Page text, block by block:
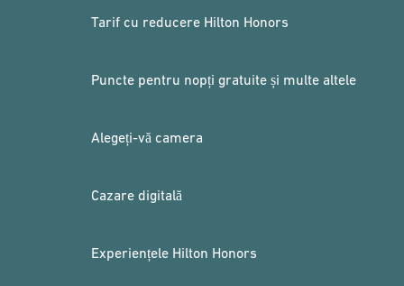
Tarif cu reducere Hilton Honors
Puncte pentru nopți gratuite și multe altele
Alegeți-vă camera
Cazare digitală
Experiențele Hilton Honors